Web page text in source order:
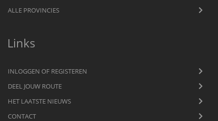
ALLE PROVINCIES
Links
INLOGGEN OF REGISTEREN
DEEL JOUW ROUTE
HET LAATSTE NIEUWS
CONTACT